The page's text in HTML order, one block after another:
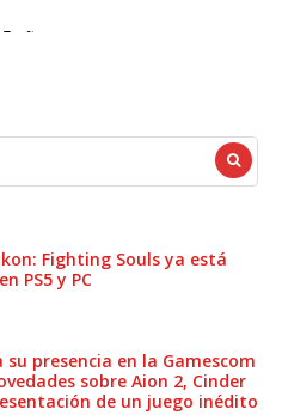
Fighting Souls ya está
PS5 y PC
su presencia en la Gamescom
sobre Aion 2, Cinder
de un juego inédito